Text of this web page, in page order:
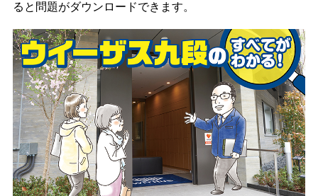
ると問題がダウンロードできます。